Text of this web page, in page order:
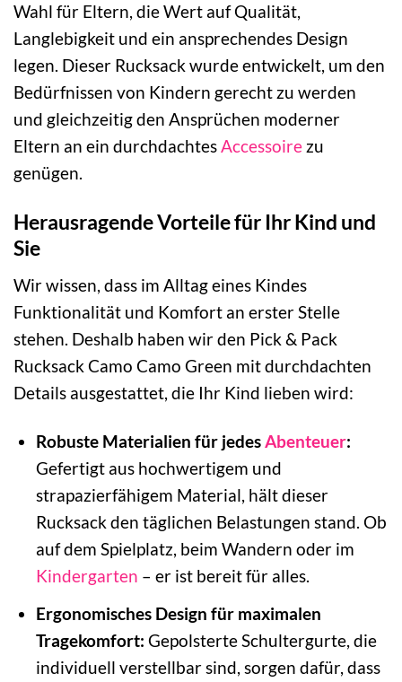
Wahl für Eltern, die Wert auf Qualität,
Langlebigkeit und ein ansprechendes Design
legen. Dieser Rucksack wurde entwickelt, um den
Bedürfnissen von Kindern gerecht zu werden
und gleichzeitig den Ansprüchen moderner
Eltern an ein durchdachtesAccessoire zu
genügen.
Herausragende Vorteile für Ihr Kind und
Sie
Wir wissen, dass im Alltag eines Kindes
Funktionalität und Komfort an erster Stelle
stehen. Deshalb haben wir den Pick & Pack
Rucksack Camo Camo Green mit durchdachten
Details ausgestattet, die Ihr Kind lieben wird:
Robuste Materialien für jedesAbenteuer:
Gefertigt aus hochwertigem und
strapazierfähigem Material, hält dieser
Rucksack den täglichen Belastungen stand. Ob
auf dem Spielplatz, beim Wandern oder im
Kindergarten – er ist bereit für alles.
Ergonomisches Design für maximalen
Tragekomfort: Gepolsterte Schultergurte, die
individuell verstellbar sind, sorgen dafür, dass